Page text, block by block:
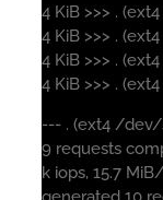
4 KiB >>> .
4 KiB >>> .
4 KiB >>> .
4 KiB >>> .
--- . (ext4 /dev/
9 requests
k iops, 15.7